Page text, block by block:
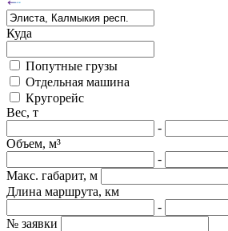
Куда
Попутные грузы
Отдельная машина
Кругорейс
Вес, т
-
Объем, м³
-
Макс. габарит, м
Длина маршрута, км
-
№ заявки